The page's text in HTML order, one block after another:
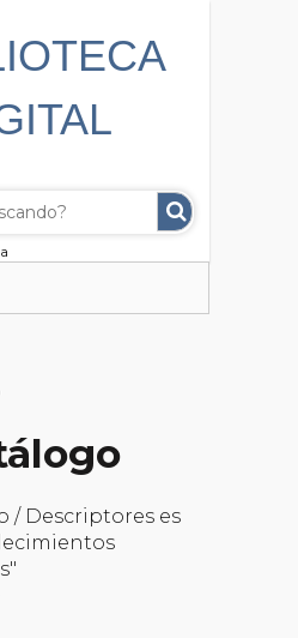
/ Descriptores es